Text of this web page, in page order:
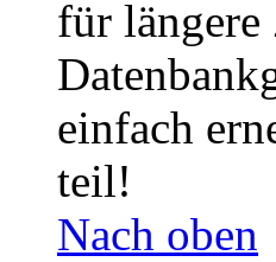
für längere
einfach
teil!
Nach oben